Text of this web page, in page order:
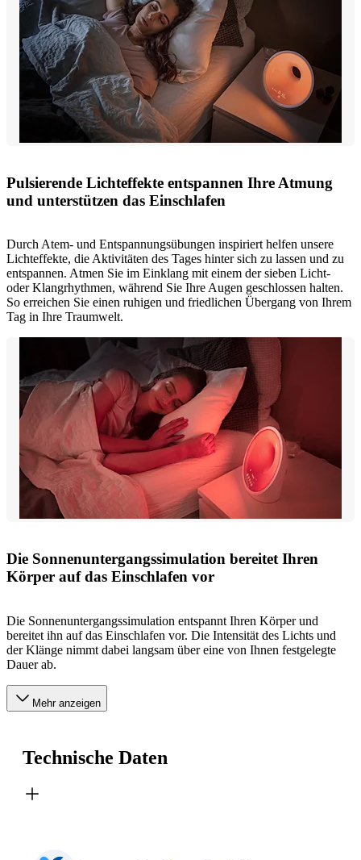
Pulsierende Lichteffekte entspannen Ihre Atmung
und unterstützen das Einschlafen
Durch Atem- und Entspannungsübungen inspiriert helfen unsere
Lichteffekte, die Aktivitäten des Tages hinter sich zu lassen und zu
entspannen. Atmen Sie im Einklang mit einem der sieben Licht-
oder Klangrhythmen, während Sie Ihre Augen geschlossen halten.
So erreichen Sie einen ruhigen und friedlichen Übergang von Ihrem
Tag in Ihre Traumwelt.
Die Sonnenuntergangssimulation bereitet Ihren
Körper auf das Einschlafen vor
Die Sonnenuntergangssimulation entspannt Ihren Körper und
bereitet ihn auf das Einschlafen vor. Die Intensität des Lichts und
der Klänge nimmt dabei langsam über eine von Ihnen festgelegte
Dauer ab.
Mehr anzeigen
Technische Daten